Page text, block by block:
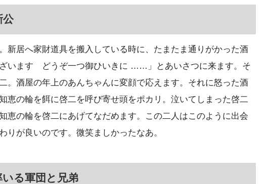
公
新居へ家財道具を搬入している時に、たまたま通りがかった酒
います どうぞ一つ御ひいきに ……」とあいさつに来ます。そ
。酒屋の年上のあんちゃんに変顔で応えます。それに怒った酒
恵の輪を餌に啓二を呼び寄せ頭をポカリ。泣いてしまった啓二
恵の輪を啓二にあげてなだめます。この二人はこのように出会
りが良いのです。微笑ましかったなあ。
る軍団と兄弟